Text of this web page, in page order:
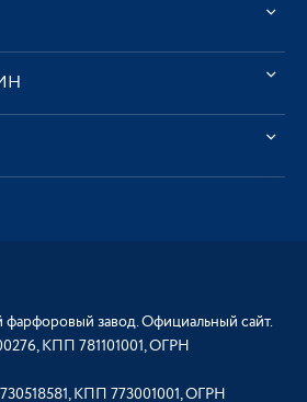
завод. Официальный сайт.
КПП 781101001, ОГРН
КПП 773001001, ОГРН